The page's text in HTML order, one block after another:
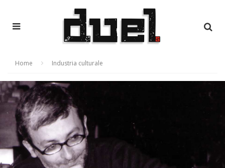
Home Industria culturale